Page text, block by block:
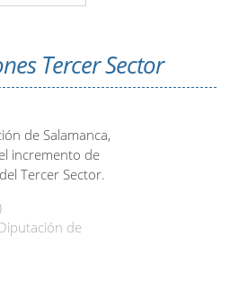
Tercer Sector
de Salamanca,
incremento de
Tercer Sector.
de